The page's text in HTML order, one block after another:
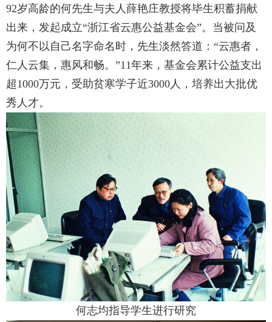
92岁高龄的何先生与夫人薛艳庄教授将毕生积蓄捐献
出来，发起成立“浙江省云惠公益基金会”。当被问及
为何不以自己名字命名时，先生淡然答道：“云惠者，
仁人云集，惠风和畅。”11年来，基金会累计公益支出
超1000万元，受助贫寒学子近3000 人，培养出大批优
秀人才。
何志均指导学生进行研究